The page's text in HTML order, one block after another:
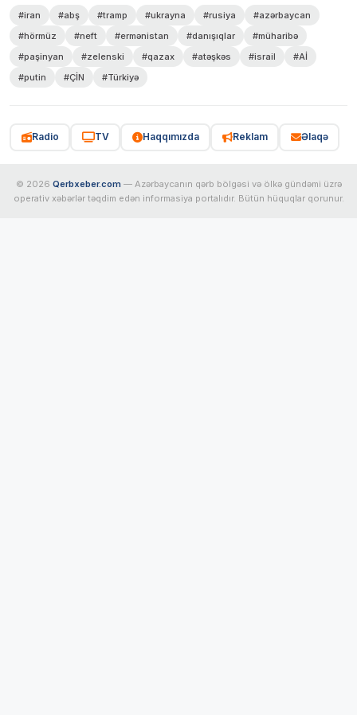
#iran #abş #tramp #ukrayna #rusiya
#azərbaycan
#hörmüz
#neft #ermənistan #danışıqlar
#müharibə
#paşinyan
#zelenski #qazax #atəşkəs #israil
#Aİ
#putin
#ÇİN #Türkiyə
Radio TV Haqqımızda Reklam Əlaqə
© 2026 Qerbxeber.com — Azərbaycanın qərb bölgəsi və ölkə gündəmi üzrə
operativ xəbərlər təqdim edən informasiya portalıdır. Bütün hüquqlar qorunur.